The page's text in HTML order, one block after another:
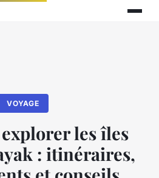
VOYAGE
les îles
: itinéraires,